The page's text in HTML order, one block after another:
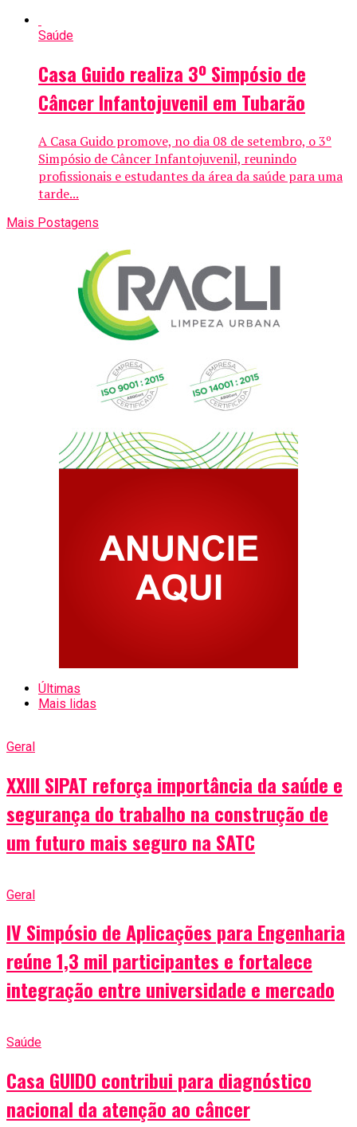
Saúde
Casa Guido realiza 3º Simpósio de
Câncer Infantojuvenil em Tubarão
A Casa Guido promove, no dia 08 de setembro, o 3º
Simpósio de Câncer Infantojuvenil, reunindo
profissionais e estudantes da área da saúde para uma
tarde...
Mais Postagens
Últimas
Mais lidas
Geral
XXIII SIPAT reforça importância da saúde e
segurança do trabalho na construção de
um futuro mais seguro na SATC
Geral
IV Simpósio de Aplicações para Engenharia
reúne 1,3 mil participantes e fortalece
integração entre universidade e mercado
Saúde
Casa GUIDO contribui para diagnóstico
nacional da atenção ao câncer